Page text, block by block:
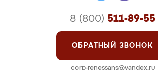
8 (800) 511-89-55
ОБРАТНЫЙ ЗВОНОК
corp-renessans@yandex.ru